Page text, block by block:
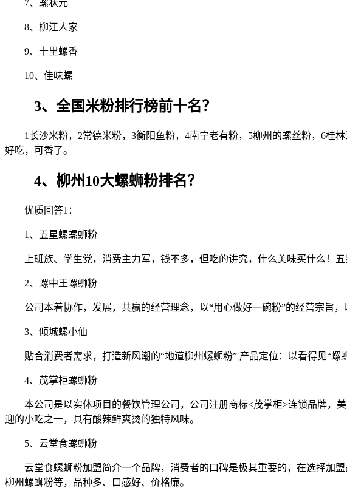
7、螺状元
8、柳江人家
9、十里螺香
10、佳味螺
3、全国米粉排行榜前十名？
1长沙米粉，2常德米粉，3衡阳鱼粉，4南宁老有粉，5柳州的螺丝粉，6桂
好吃，可香了。
4、柳州10大螺蛳粉排名？
优质回答1：
1、五星螺螺蛳粉
上班族、学生党，消费主力军，钱不多，但吃的讲究，什么美味买什么！
2、螺中王螺蛳粉
公司本着协作，发展，共赢的经营理念，以“用心做好一碗粉”的经营宗旨
3、倾城螺小仙
贴合消费者需求，打造新风潮的“地道柳州螺蛳粉” 产品定位：以看得见“螺
4、茂掌柜螺蛳粉
本公司是以实体项目的餐饮管理公司，公司注册商标<茂掌柜>连锁品牌，
迎的小吃之一，具有酸辣鲜爽烫的独特风味。
5、云堂食螺蛳粉
云堂食螺蛳粉加盟简介一个品牌，消费者的口碑是极其重要的，在选择加
柳州螺蛳粉等，品种多、口感好、价格廉。